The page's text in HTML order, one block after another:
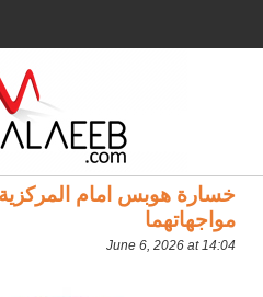
مواجهاتهما
June 6, 2026 at 14:04